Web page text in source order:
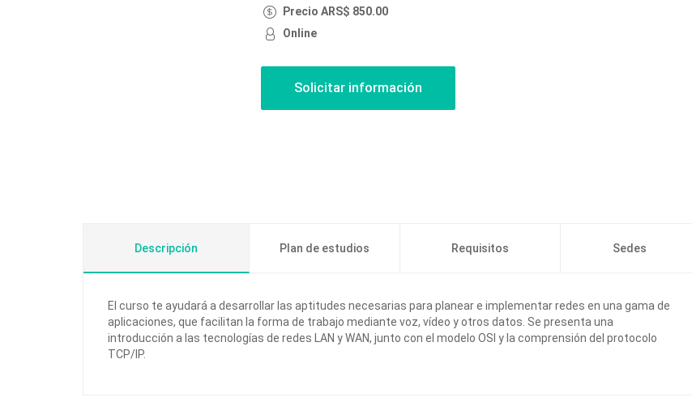
Precio ARS$ 850.00
Online
Descripción Plan de estudios Requisitos Sedes
El curso te ayudará a desarrollar las aptitudes necesarias para planear e implementar redes en una gama de
aplicaciones, que facilitan la forma de trabajo mediante voz, vídeo y otros datos. Se presenta una
introducción a las tecnologías de redes LAN y WAN, junto con el modelo OSI y la comprensión del protocolo
TCP/IP.